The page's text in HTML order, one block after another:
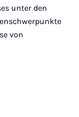
unter den
von